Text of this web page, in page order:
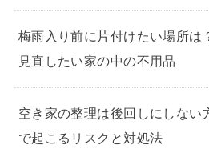
梅雨入り前に片付けたい場所は
見直したい家の中の不用品
空き家の整理は後回しにしない
で起こるリスクと対処法